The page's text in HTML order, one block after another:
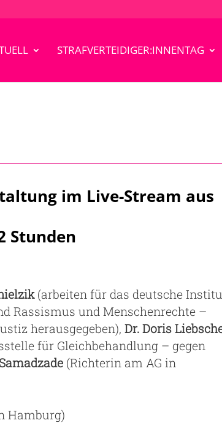
STRAFVERTEIDIGER:INNENTAG
im Live-Stream aus
Stunden
(arbeiten für das deutsche
Rassismus und Menschenrechte –
herausgegeben), Dr. Doris
für Gleichbehandlung – gegen
(Richterin am AG in
Hamburg)